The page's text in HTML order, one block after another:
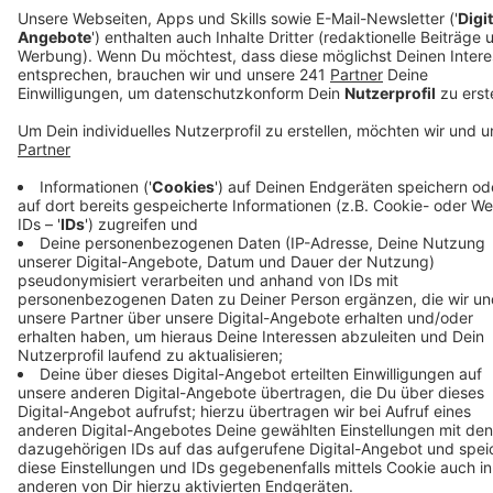
Veröffentlicht: Donnerstag, 19.11.2020 11:16
Anzeige
Die Polizei sucht jetzt nach Zeugen, die gegen 2 Uhr
vergangene Nacht etwas Verdächtiges in dem Bereich
beobachtet haben. Die Ermittler gehen davon aus,
dass es sich bei dem Fall auch um Brandstiftung
handeln könnte. Auch ein technischer Defekt am Auto
konnte bislang aber nicht ausgeschlossen werden.
Anzeige